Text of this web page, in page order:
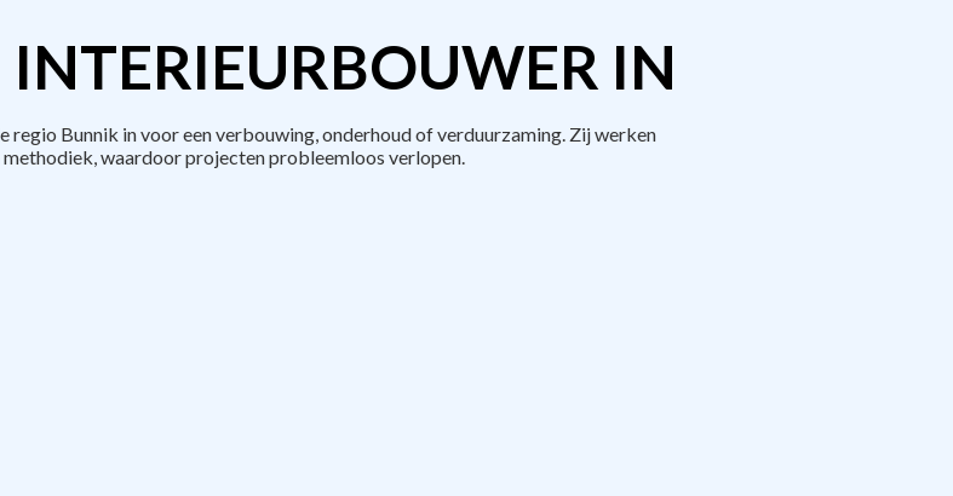
INTERIEURBOUWER IN
Bunnik in voor een verbouwing, onderhoud of verduurzaming. Zij werken
waardoor projecten probleemloos verlopen.